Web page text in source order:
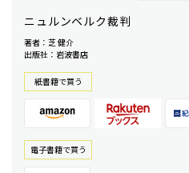
ニュルンベルク裁判
著者：芝 健介
出版社：岩波書店
紙書籍で買う
電⼦書籍で買う